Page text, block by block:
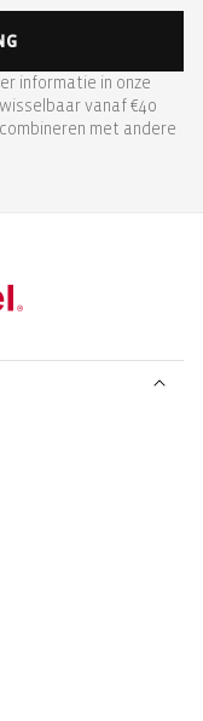
informatie in onze
vanaf €40
met andere